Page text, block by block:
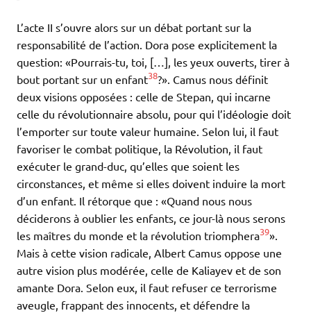
L’acte II s’ouvre alors sur un débat portant sur la
responsabilité de l’action. Dora pose explicitement la
question: «Pourrais-tu, toi, […], les yeux ouverts, tirer à
bout portant sur un enfant38?». Camus nous définit
deux visions opposées : celle de Stepan, qui incarne
celle du révolutionnaire absolu, pour qui l’idéologie doit
l’emporter sur toute valeur humaine. Selon lui, il faut
favoriser le combat politique, la Révolution, il faut
exécuter le grand-duc, qu’elles que soient les
circonstances, et même si elles doivent induire la mort
d’un enfant. Il rétorque que : «Quand nous nous
déciderons à oublier les enfants, ce jour-là nous serons
les maîtres du monde et la révolution triomphera39».
Mais à cette vision radicale, Albert Camus oppose une
autre vision plus modérée, celle de Kaliayev et de son
amante Dora. Selon eux, il faut refuser ce terrorisme
aveugle, frappant des innocents, et défendre la